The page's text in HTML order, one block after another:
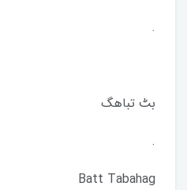
.
بٹ تباهگ
.
Batt Tabahag